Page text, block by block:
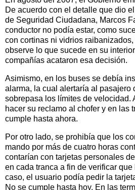
De acuerdo con el detalle que dio
de Seguridad Ciudadana, Marcos
conductor no podía estar, como
con cortinas ni vidrios
observe lo que sucede en su
compañías acataron esa decisión.
Asimismo, en los buses se debía
alarma, la cual alertaría al pasajero
sobrepasa los límites de velocidad.
hacer su reclamo al chofer y en las
cumple hasta ahora.
Por otro lado, se prohibía que los
mando por más de cuatro horas
contarían con tarjetas personales
en cada tranca a fin de verificar
caso, el usuario podía pedir la
No se cumple hasta hoy. En las